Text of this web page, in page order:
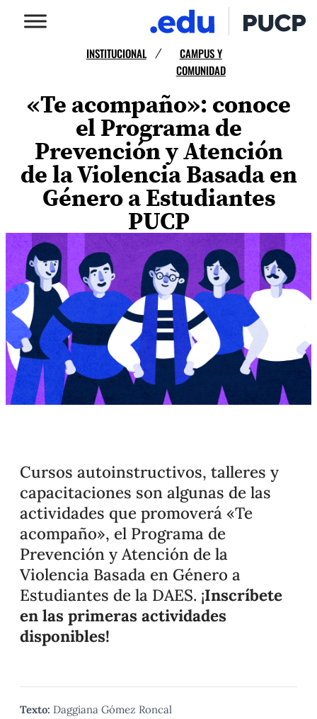
INSTITUCIONAL /
CAMPUS Y
COMUNIDAD
«Te acompaño»: conoce
el Programa de
Prevención y Atención
de la Violencia Basada en
Género a Estudiantes
PUCP
Cursos autoinstructivos, talleres y
capacitaciones son algunas de las
actividades que promoverá «Te
acompaño», el Programa de
Prevención y Atención de la
Violencia Basada en Género a
Estudiantes de la DAES. ¡Inscríbete
en las primeras actividades
disponibles!
Texto: Daggiana Gómez Roncal